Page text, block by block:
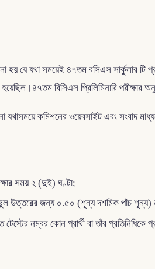
হয় যে যথা সময়েই ৪৭তম বসিএস সার্কুলার টি
৪৭তম বিসিএস প্রিলিমিনারি পরীক্ষার
যথাসময়ে কমিশনের ওয়েবসাইট এবং সংবাদ
সময় ২ (দুই) ঘণ্টা;
উত্তরের জন্য ০.৫০ (শূন্য দশমিক পাঁচ শূন্য)
নম্বর কোন প্রার্থী বা তাঁর প্রতিনিধিকে